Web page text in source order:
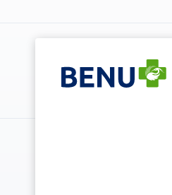
Juridiskā adrese / Faktiskā
Noliktavu iela 5, Dreiliņi,